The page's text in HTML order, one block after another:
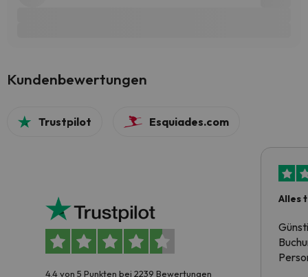
Kundenbewertungen
Trustpilot Esquiades.com
4.4 von 5 Punkten bei 2239 Bewertungen
Alles